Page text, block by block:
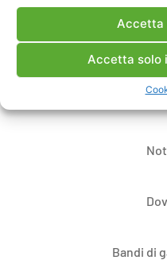
Accetta
Accetta solo
Bandi di